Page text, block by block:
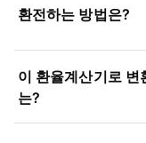
환전하는 방법은?
이 환율계산기로 변
는?